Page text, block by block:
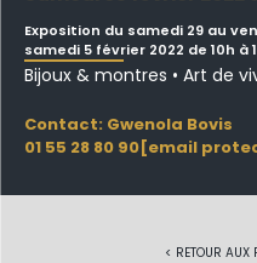
Exposition du samedi 29 au
samedi 5 février 2022 de 10h à
Bijoux & montres • Art de
Contact: Gwenola Bovis
01 55 28 80 90[email
< RETOUR AUX